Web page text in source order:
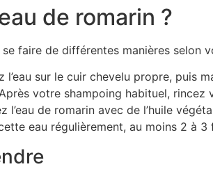
de romarin ?
se faire de différentes manières
l’eau sur le cuir chevelu propre, puis
votre shampoing habituel, rincez
l’eau de romarin avec de l’huile
eau régulièrement, au moins 2 à 3